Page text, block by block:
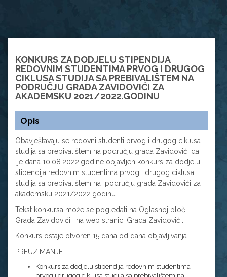
KONKURS ZA DODJELU STIPENDIJA
REDOVNIM STUDENTIMA PRVOG I DRUGOG
CIKLUSA STUDIJA SA PREBIVALIŠTEM NA
PODRUČJU GRADA ZAVIDOVIĆI ZA
AKADEMSKU 2021/2022.GODINU
Opis
Obavještavaju se redovni studenti prvog i drugog ciklusa
studija sa prebivalištem na području grada Zavidovići da
je dana 10.08.2022.godine objavljen konkurs za dodjelu
stipendija redovnim studentima prvog i drugog ciklusa
studija sa prebivalištem na području grada Zavidovići za
akademsku 2021/2022.godinu.
Tekst konkursa može se pogledati na Oglasnoj ploči
Grada Zavidovići i na web stranici Grada Zavidovići.
Konkurs ostaje otvoren 15 dana od dana objavljivanja.
PREUZIMANJE
Konkurs za dodjelu stipendija redovnim studentima